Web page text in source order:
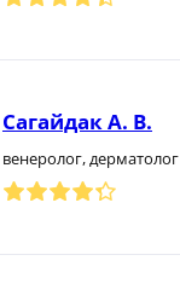
Сагайдак А. В.
венеролог, дерматолог